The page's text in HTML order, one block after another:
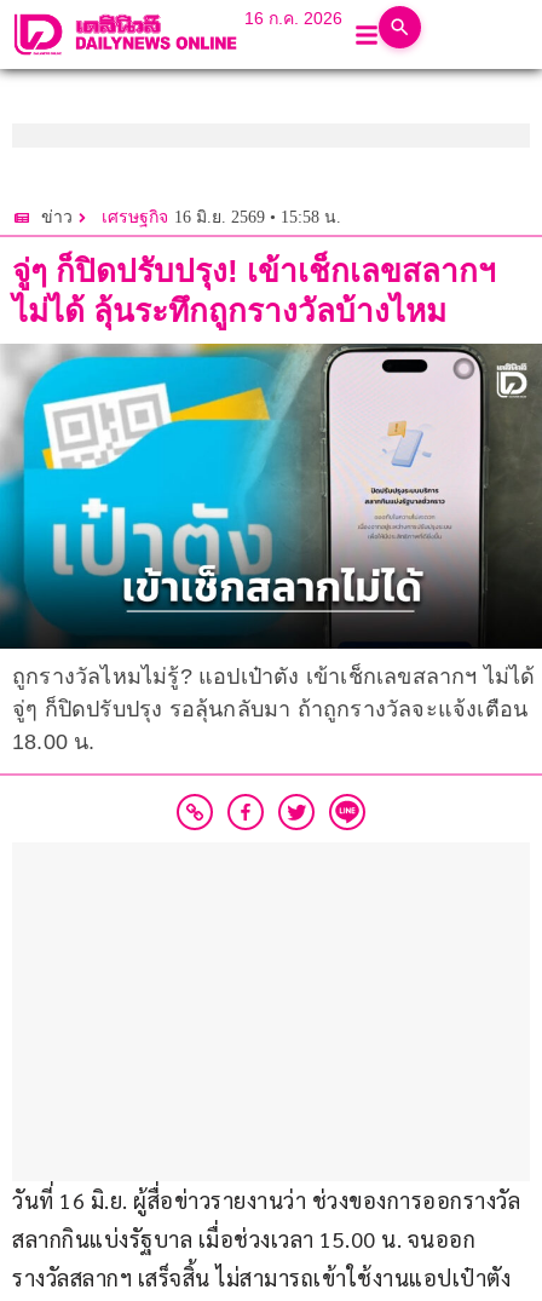
16 ก.ค. 2026
ข่าว เศรษฐกิจ 16 มิ.ย. 2569 • 15:58 น.
จู่ๆ ก็ปิดปรับปรุง! เข้าเช็กเลขสลากฯ
ไม่ได้ ลุ้นระทึกถูกรางวัลบ้างไหม
ถูกรางวัลไหมไม่รู้? แอปเป๋าตัง เข้าเช็กเลขสลากฯ ไม่ได้
จู่ๆ ก็ปิดปรับปรุง รอลุ้นกลับมา ถ้าถูกรางวัลจะแจ้งเตือน
18.00 น.
วันที่ 16 มิ.ย. ผู้สื่อข่าวรายงานว่า ช่วงของการออกรางวัล
สลากกินแบ่งรัฐบาล เมื่อช่วงเวลา 15.00 น. จนออก
รางวัลสลากฯ เสร็จสิ้น ไม่สามารถเข้าใช้งานแอปเป๋าตัง